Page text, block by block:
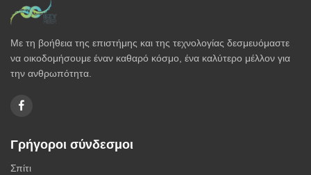
Με τη βοήθεια της επιστήμης και της τεχνολογίας δεσμευόμαστε
να οικοδομήσουμε έναν καθαρό κόσμο, ένα καλύτερο μέλλον για
την ανθρωπότητα.
Γρήγοροι σύνδεσμοι
Σπίτι